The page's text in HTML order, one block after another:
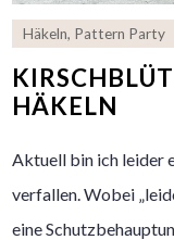
Häkeln, Pattern Party
HÄKELN
Aktuell bin ich leider
verfallen. Wobei
eine